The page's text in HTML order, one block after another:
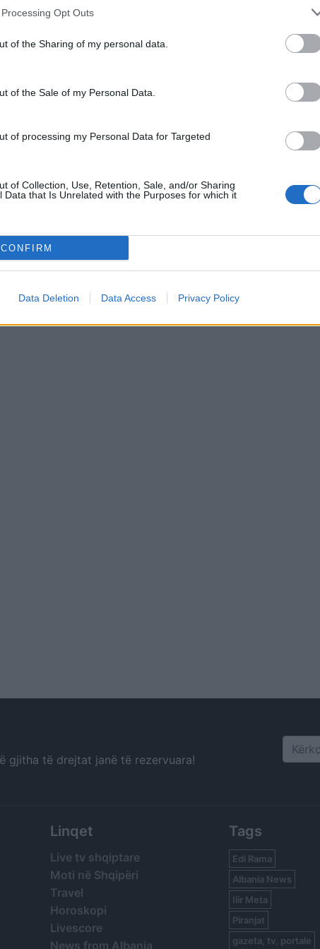
Opt Outs
of the Sharing of my personal data.
of the Sale of my Personal Data.
of processing my Personal Data for Targeted
of Collection, Use, Retention, Sale, and/or Sharing
Data that Is Unrelated with the Purposes for which it
CONFIRM
Data Deletion Data Access Privacy Policy
gjitha të drejtat janë të rezervuara! Search
Linqet
Live tv shqiptare
Moti në Shqipëri
Travel
Horoskopi
Livescore
News from Albania
Tags
Edi Rama
Albania News
Ilir Meta
Piranjat
gazeta, tv, portale